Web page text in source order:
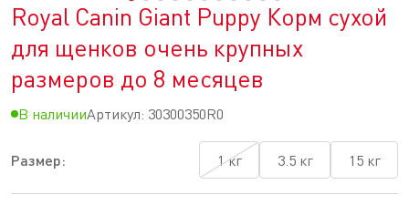
Royal Canin Giant Puppy Корм сухой
для щенков очень крупных
размеров до 8 месяцев
В наличииАртикул: 30300350R0
Размер: 1 кг 3.5 кг 15 кг